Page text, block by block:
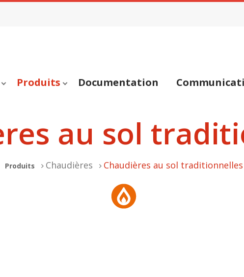
Produits Documentation
au sol
Produits Chaudières Chaudières au sol traditionnelles